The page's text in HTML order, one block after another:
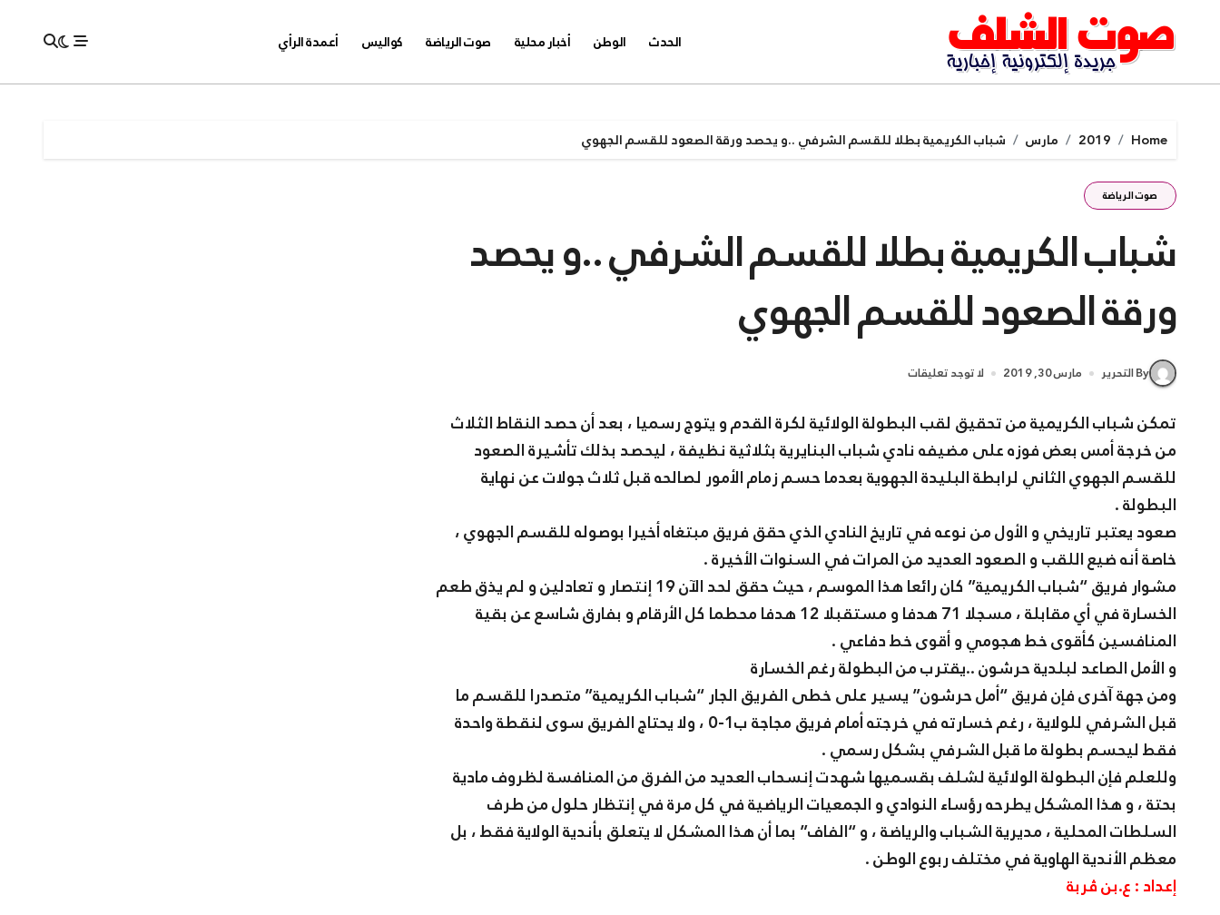
content
الحدث الوطن أخبار محلية صوت الرياضة كواليس أعمدة الرأي
Home
2019 مارس شباب الكريمية بطلا للقسم الشرفي ..و يحصد ورقة الصعود للقسم الجهوي
صوت الرياضة
شباب الكريمية بطلا للقسم الشرفي ..و يحصد
ورقة الصعود للقسم الجهوي
By التحرير مارس 30, 2019 لا توجد تعليقات
تمكن شباب الكريمية من تحقيق لقب البطولة الولائية لكرة القدم و يتوج رسميا ، بعد أن حصد النقاط الثلاث
من خرجة أمس بعض فوزه على مضيفه نادي شباب البنايرية بثلاثية نظيفة ، ليحصد بذلك تأشيرة الصعود
للقسم الجهوي الثاني لرابطة البليدة الجهوية بعدما حسم زمام الأمور لصالحه قبل ثلاث جولات عن نهاية
البطولة .
صعود يعتبر تاريخي و الأول من نوعه في تاريخ النادي الذي حقق فريق مبتغاه أخيرا بوصوله للقسم الجهوي ،
خاصة أنه ضيع اللقب و الصعود العديد من المرات في السنوات الأخيرة .
مشوار فريق “شباب الكريمية” كان رائعا هذا الموسم ، حيث حقق لحد الآن 19 إنتصار و تعادلين و لم يذق طعم
الخسارة في أي مقابلة ، مسجلا 71 هدفا و مستقبلا 12 هدفا محطما كل الأرقام و بفارق شاسع عن بقية
المنافسين كأقوى خط هجومي و أقوى خط دفاعي .
و الأمل الصاعد لبلدية حرشون ..يقترب من البطولة رغم الخسارة
ومن جهة آخرى فإن فريق “أمل حرشون” يسير على خطى الفريق الجار “شباب الكريمية” متصدرا للقسم ما
قبل الشرفي للولاية ، رغم خسارته في خرجته أمام فريق مجاجة ب1-0 ، ولا يحتاج الفريق سوى لنقطة واحدة
فقط ليحسم بطولة ما قبل الشرفي بشكل رسمي .
وللعلم فإن البطولة الولائية لشلف بقسميها شهدت إنسحاب العديد من الفرق من المنافسة لظروف مادية
بحتة ، و هذا المشكل يطرحه رؤساء النوادي و الجمعيات الرياضية في كل مرة في إنتظار حلول من طرف
السلطات المحلية ، مديرية الشباب والرياضة ، و “الفاف” بما أن هذا المشكل لا يتعلق بأندية الولاية فقط ، بل
معظم الأندية الهاوية في مختلف ربوع الوطن .
إعداد : ع.بن ڤربة